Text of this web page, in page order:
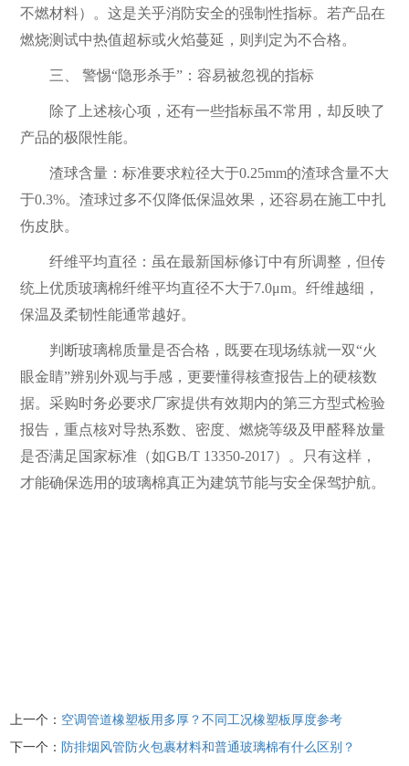
不燃材料）。这是关乎消防安全的强制性指标。若产品在
燃烧测试中热值超标或火焰蔓延，则判定为不合格。
三、 警惕“隐形杀手”：容易被忽视的指标
除了上述核心项，还有一些指标虽不常用，却反映了
产品的极限性能。
渣球含量：标准要求粒径大于0.25mm的渣球含量不大
于0.3%。渣球过多不仅降低保温效果，还容易在施工中扎
伤皮肤。
纤维平均直径：虽在最新国标修订中有所调整，但传
统上优质玻璃棉纤维平均直径不大于7.0μm。纤维越细，
保温及柔韧性能通常越好。
判断玻璃棉质量是否合格，既要在现场练就一双“火
眼金睛”辨别外观与手感，更要懂得核查报告上的硬核数
据。采购时务必要求厂家提供有效期内的第三方型式检验
报告，重点核对导热系数、密度、燃烧等级及甲醛释放量
是否满足国家标准（如GB/T 13350-2017）。只有这样，
才能确保选用的玻璃棉真正为建筑节能与安全保驾护航。
上一个： 空调管道橡塑板用多厚？不同工况橡塑板厚度参考
下一个：防排烟风管防火包裹材料和普通玻璃棉有什么区别？